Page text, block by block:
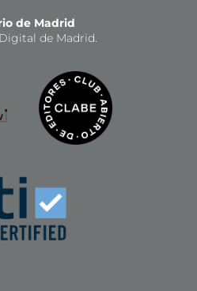
de Madrid
de Madrid.